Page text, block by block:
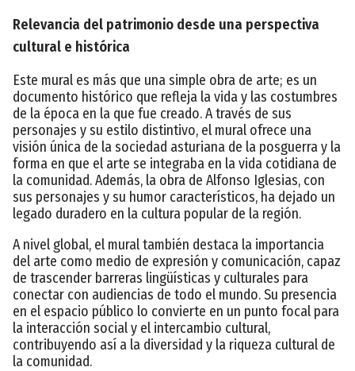
Relevancia del patrimonio desde una perspectiva
cultural e histórica
Este mural es más que una simple obra de arte; es un
documento histórico que refleja la vida y las costumbres
de la época en la que fue creado. A través de sus
personajes y su estilo distintivo, el mural ofrece una
visión única de la sociedad asturiana de la posguerra y la
forma en que el arte se integraba en la vida cotidiana de
la comunidad. Además, la obra de Alfonso Iglesias, con
sus personajes y su humor característicos, ha dejado un
legado duradero en la cultura popular de la región.
A nivel global, el mural también destaca la importancia
del arte como medio de expresión y comunicación, capaz
de trascender barreras lingüísticas y culturales para
conectar con audiencias de todo el mundo. Su presencia
en el espacio público lo convierte en un punto focal para
la interacción social y el intercambio cultural,
contribuyendo así a la diversidad y la riqueza cultural de
la comunidad.